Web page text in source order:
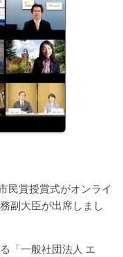
民賞授賞式がオンライ
副大臣が出席しまし
「一般社団法人 エ